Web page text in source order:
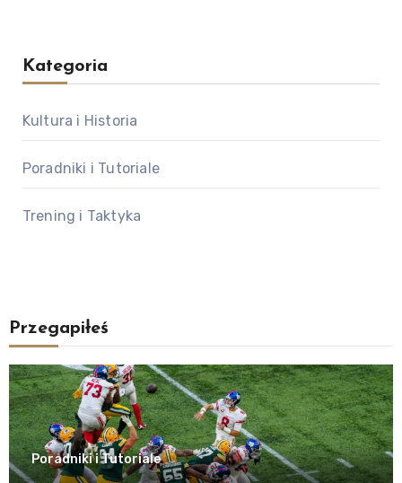
Kategoria
Kultura i Historia
Poradniki i Tutoriale
Trening i Taktyka
Przegapiłeś
Poradniki i Tutoriale